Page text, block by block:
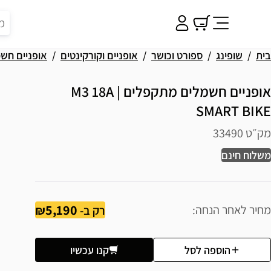
בית שופינג ספורט וכושר אופניים וקורקינטים אופניים
אופניים חשמלים מתקפלים | M3 18A
SMART BIKE
מק״ט 33490
משלוח חינם
מחיר לאחר הנחה רק ב-5,190
הוספה לסל קנו עכשיו